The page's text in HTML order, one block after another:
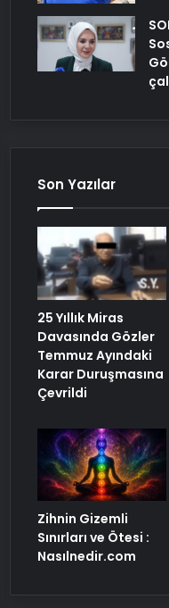
Son Yazılar
25 Yıllık Miras
Davasında Gözler
Temmuz Ayındaki
Karar Duruşmasına
Çevrildi
Zihnin Gizemli
Sınırları ve Ötesi :
Nasılnedir.com